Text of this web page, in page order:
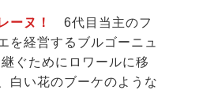
ーヌ！
6代目当主のフ
を経営するブルゴーニュ
ぐためにロワールに移
白い花のブーケのような